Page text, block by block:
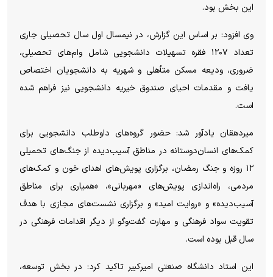
این بخش بود.
وی افزود: بر اساس این گزارش، در نیمسال اول سال تحصیلی جاری
تعداد ۱۲۰۷ فقره تسهیلات دانشجویی شامل وام‌های تحصیلی،
ضروری، ودیعه مسکن متأهلی و شهریه به دانشجویان اختصاص
یافت و مقدمات احیای صندوق خیریه دانشجویی نیز فراهم شده
است.
میردهقان یادآور شد: حضور گروه‌های داوطلب دانشجویی برای
کمک‌های انسان‌دوستانه در مناطق آسیب‌دیده از جنگ‌های تحمیلی
۱۲ روزه و جنگ رمضان، برگزاری پویش‌های اهدای خون و کمک‌های
مردمی، راه‌اندازی پویش‌های «مهربانی»، «همیاری برای مناطق
آسیب‌دیده» و «روایت امید» و برگزاری نشست‌های مجازی با هدف
تقویت سواد فرهنگی و مهارت گفت‌و‌گو از دیگر اقدامات فرهنگی در
سال قبل بوده است.
این استاد دانشگاه صنعتی امیرکبیر تاکید کرد: در بخش توسعه،